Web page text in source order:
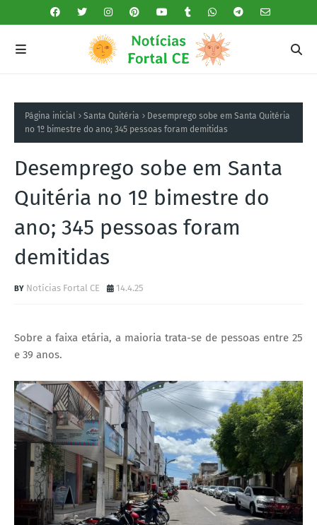
Página inicial Santa Quitéria
Desemprego sobe em Santa Quitéria
no 1º bimestre do ano; 345 pessoas foram demitidas
Desemprego sobe em Santa
Quitéria no 1º bimestre do
ano; 345 pessoas foram
demitidas
Notícias Fortal CE 14.4.25
Sobre a faixa etária, a maioria trata-se de pessoas entre 25
e 39 anos.